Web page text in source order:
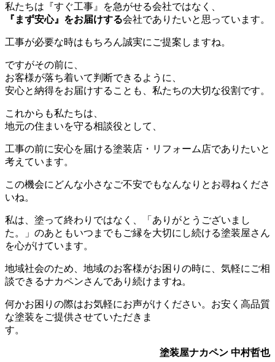
私たちは『すぐ工事』を急がせる会社ではなく、
『まず安心』をお届けする会社でありたいと思っています。
工事が必要な時はもちろん誠実にご提案しますね。
ですがその前に、
お客様が落ち着いて判断できるように、
安心と納得をお届けすることも、私たちの大切な役割です。
これからも私たちは、
地元の住まいを守る相談役として、
工事の前に安心を届ける塗装店・リフォーム店でありたいと
考えています。
この機会にどんな小さなご不安でもなんなりとお尋ねくださ
いね。
私は、塗って終わりではなく、「ありがとうございまし
た。」のあともいつまでもご縁を大切にし続ける塗装屋さん
を心がけています。
地域社会のため、地域のお客様がお困りの時に、気軽にご相
談できるナカペンさんであり続けますね。
何かお困りの際はお気軽にお声がけください。お安く高品質
な塗装をご提供させていただきま
す。
塗装屋ナカペン 中村哲也